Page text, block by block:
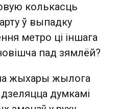
колькасць
ў выпадку
метро ці іншага
пад зямлёй?
жыхары жылога
думкамі